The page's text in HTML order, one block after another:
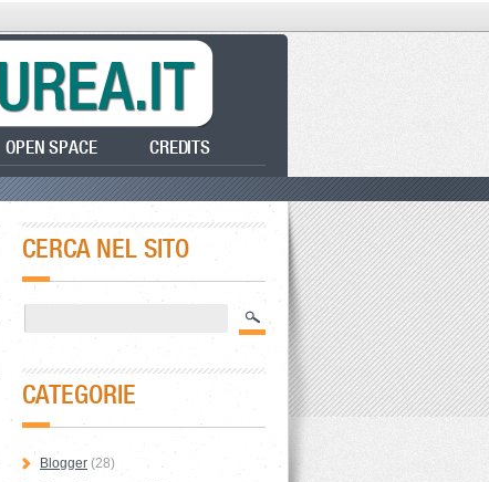
OPEN SPACE CREDITS
CERCA NEL SITO
CATEGORIE
Blogger (28)